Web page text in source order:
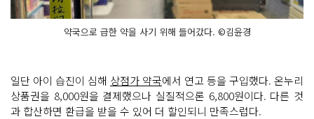
약국으로 급한 약을 사기 위해 들어갔다. ©김윤경
일단 아이 습진이 심해 상점가 약국에서 연고 등을 구입했다. 온누리
상품권을 8,000원을 결제했으나 실질적으론 6,800원이다. 다른 것
과 합산하면 환급을 받을 수 있어 더 할인되니 만족스럽다.